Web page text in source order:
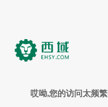
哎呦,您的访问太频